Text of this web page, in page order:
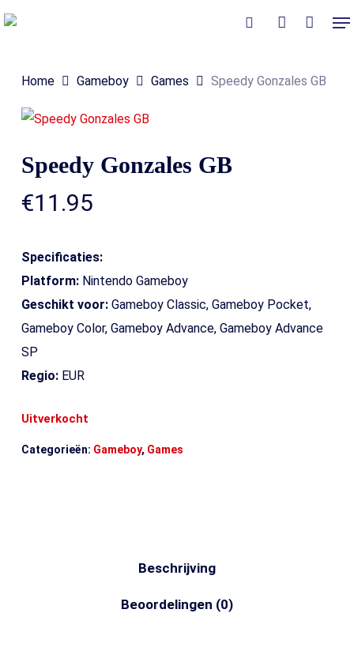
Skip
content
Home Gameboy Games Speedy Gonzales GB
Speedy Gonzales GB
€11.95
Specificaties:
Platform:Nintendo Gameboy
Geschikt voor:Gameboy Classic, Gameboy Pocket,
Gameboy Color, Gameboy Advance, Gameboy Advance
SP
Regio:EUR
Uitverkocht
Categorieën: Gameboy, Games
Beschrijving
Beoordelingen (0)